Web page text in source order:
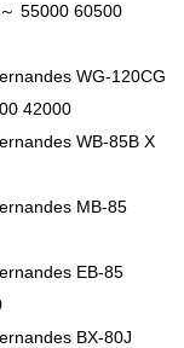
55000 60500
WG-120CG
42000
WB-85B X
MB-85
EB-85
BX-80J